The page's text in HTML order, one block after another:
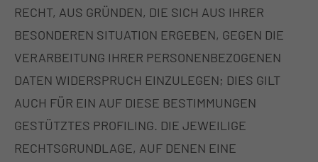
RECHT, AUS GRÜNDEN, DIE SICH AUS IHRER
BESONDEREN SITUATION ERGEBEN, GEGEN DIE
VERARBEITUNG IHRER PERSONENBEZOGENEN
DATEN WIDERSPRUCH EINZULEGEN; DIES GILT
AUCH FÜR EIN AUF DIESE BESTIMMUNGEN
GESTÜTZTES PROFILING. DIE JEWEILIGE
RECHTSGRUNDLAGE, AUF DENEN EINE